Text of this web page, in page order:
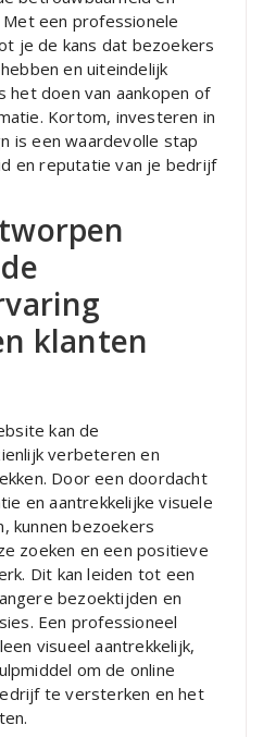
een professionele
je de kans dat bezoekers
en uiteindelijk
het doen van aankopen of
Kortom, investeren in
is een waardevolle stap
en reputatie van je bedrijf
klanten
kan de
verbeteren en
Door een doordacht
en aantrekkelijke visuele
kunnen bezoekers
zoeken en een positieve
Dit kan leiden tot een
bezoektijden en
Een professioneel
visueel aantrekkelijk,
om de online
te versterken en het